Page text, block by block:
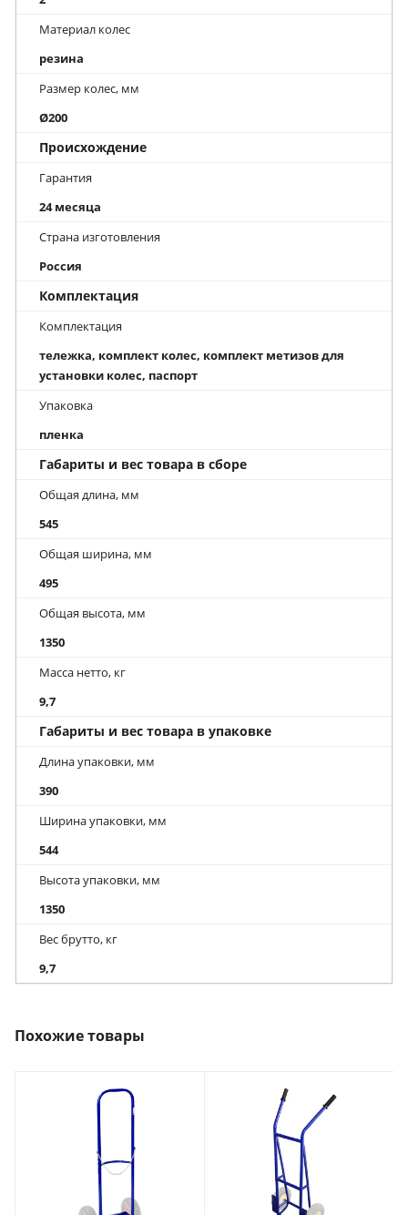
Материал колес
резина
Размер колес, мм
Ø200
Происхождение
Гарантия
24 месяца
Страна изготовления
Россия
Комплектация
Комплектация
тележка, комплект колес, комплект метизов для
установки колес, паспорт
Упаковка
пленка
Габариты и вес товара в сборе
Общая длина, мм
545
Общая ширина, мм
495
Общая высота, мм
1350
Масса нетто, кг
9,7
Габариты и вес товара в упаковке
Длина упаковки, мм
390
Ширина упаковки, мм
544
Высота упаковки, мм
1350
Вес брутто, кг
9,7
Похожие товары